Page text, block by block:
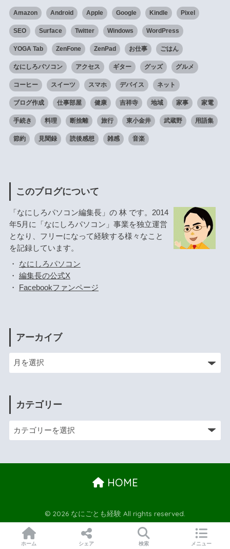
Amazon Android Apple Google Kindle Pixel
SEO Surface Twitter Windows WordPress
YOGA Tab ZenFone ZenPad お仕事 ごはん
なにしろパソコン アクセス ギター グッズ グルメ
コーヒー スイーツ スマホ デバイス ネット
ブログ作成 仕事部屋 健康 吉祥寺 地域 家事 家電
手続き 料理 断捨離 旅行 東小金井 武蔵野 用語集
節約 見聞録 読後感想 雑感 音楽
このブログについて
「なにしろパソコン編集長」の 林 です。2014
年5月に「なにしろパソコン」事業を独立運営
となり、フリーになって経験する様々なこと
を記録しています。
・ なにしろパソコン
・ 編集長の公式X
・ Facebookファンページ
アーカイブ
カテゴリー
HOME
© 2026 なにごとも経験 All rights reserved.
ホーム シェア 検索 メニュー